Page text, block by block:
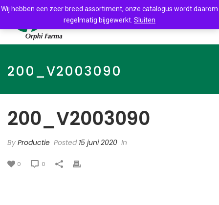
200_V2003090
200_V2003090
By Productie Posted 15 juni 2020 In
0 0
Wij hebben een zeer breed assortiment, onze catalogus wordt daarom
regelmatig bijgewerkt. Sluiten